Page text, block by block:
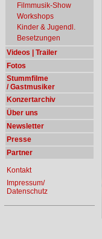
Filmmusik-Show
Workshops
Kinder & Jugendl.
Besetzungen
Videos | Trailer
Fotos
Stummfilme
/ Gastmusiker
Konzertarchiv
Über uns
Newsletter
Presse
Partner
Kontakt
Impressum/
Datenschutz